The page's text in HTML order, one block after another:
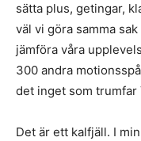
sätta plus, getingar,
väl vi göra samma
jämföra våra
300 andra
det inget som trumfar
Det är ett kalfjäll. I